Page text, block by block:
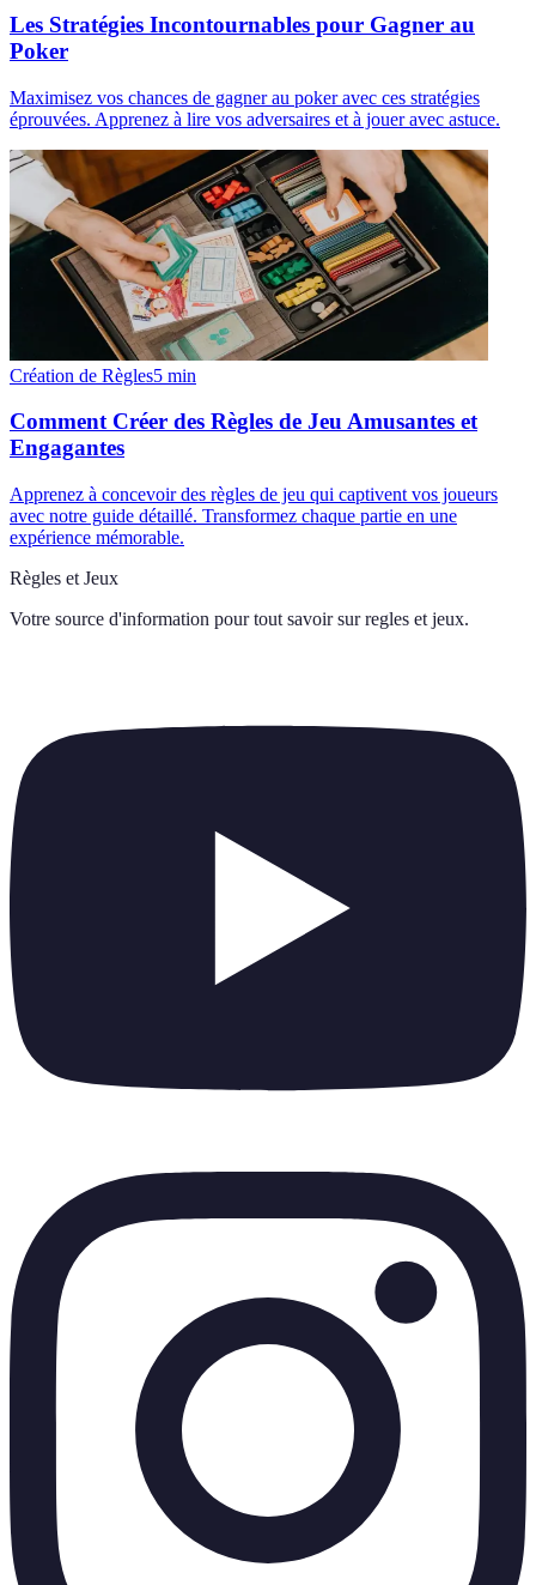
Les Stratégies Incontournables pour Gagner au
Poker
Maximisez vos chances de gagner au poker avec ces stratégies
éprouvées. Apprenez à lire vos adversaires et à jouer avec astuce.
Création de Règles5 min
Comment Créer des Règles de Jeu Amusantes et
Engagantes
Apprenez à concevoir des règles de jeu qui captivent vos joueurs
avec notre guide détaillé. Transformez chaque partie en une
expérience mémorable.
Règles et Jeux
Votre source d'information pour tout savoir sur regles et jeux.